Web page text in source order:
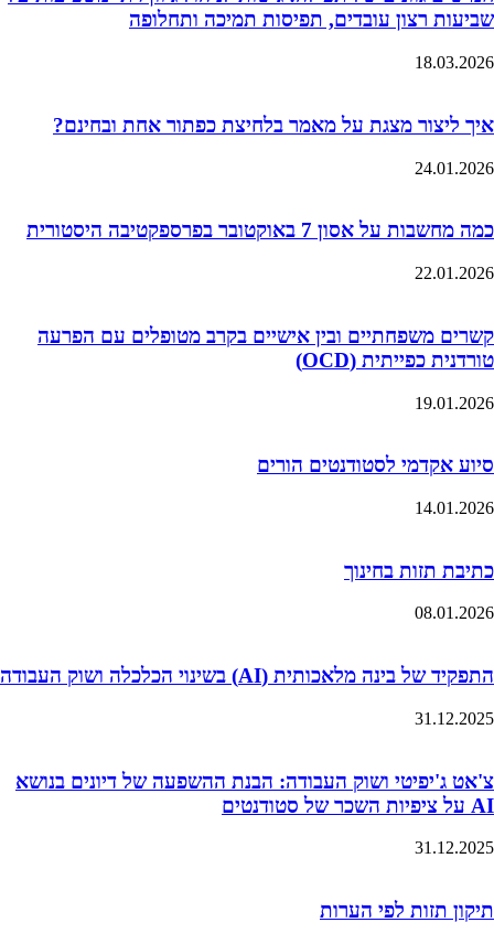
שביעות רצון עובדים, תפיסות תמיכה ותחלופה
18.03.2026
איך ליצור מצגת על מאמר בלחיצת כפתור אחת ובחינם?
24.01.2026
כמה מחשבות על אסון 7 באוקטובר בפרספקטיבה היסטורית
22.01.2026
קשרים משפחתיים ובין אישיים בקרב מטופלים עם הפרעה
טורדנית כפייתית (OCD)
19.01.2026
סיוע אקדמי לסטודנטים הורים
14.01.2026
כתיבת תזות בחינוך
08.01.2026
התפקיד של בינה מלאכותית (AI) בשינוי הכלכלה ושוק העבודה
31.12.2025
צ'אט ג'יפיטי ושוק העבודה: הבנת ההשפעה של דיונים בנושא
AI על ציפיות השכר של סטודנטים
31.12.2025
תיקון תזות לפי הערות